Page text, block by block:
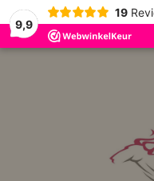
9,9
19